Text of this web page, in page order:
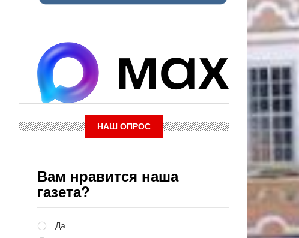
НАШ ОПРОС
Вам нравится наша
газета?
Да